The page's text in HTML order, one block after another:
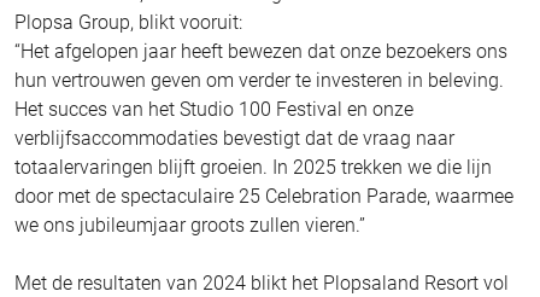
Plopsa Group, blikt vooruit:
“Het afgelopen jaar heeft bewezen dat onze bezoekers ons
hun vertrouwen geven om verder te investeren in beleving.
Het succes van het Studio 100 Festival en onze
verblijfsaccommodaties bevestigt dat de vraag naar
totaalervaringen blijft groeien. In 2025 trekken we die lijn
door met de spectaculaire 25 Celebration Parade, waarmee
we ons jubileumjaar groots zullen vieren.”
Met de resultaten van 2024 blikt het Plopsaland Resort vol